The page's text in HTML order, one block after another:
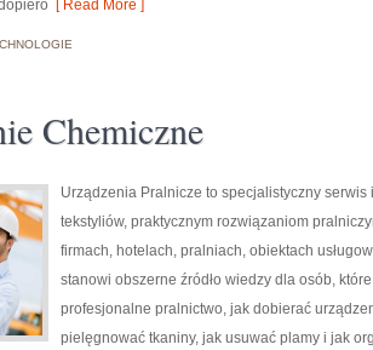
[ Read More ]
Chemiczne
Urządzenia Pralnicze to specjalistyczny
tekstyliów, praktycznym rozwiązaniom
firmach, hotelach, pralniach, obiektach
stanowi obszerne źródło wiedzy dla osób,
profesjonalne pralnictwo, jak dobierać
pielęgnować tkaniny, jak usuwać plamy i jak